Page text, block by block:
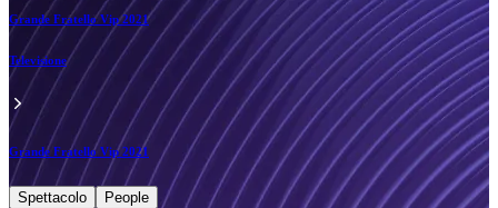
Grande Fratello Vip 2021
Televisione
Grande Fratello Vip 2021
Spettacolo People